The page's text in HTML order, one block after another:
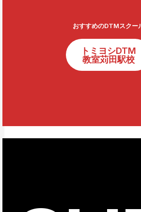
おすすめのDTMスクー
トミヨシDTM
教室苅田駅校